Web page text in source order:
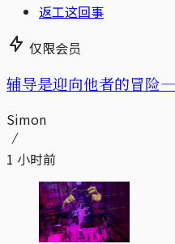
返工这回事
仅限会员
辅导是迎向他者的冒险
Simon
1 小时前